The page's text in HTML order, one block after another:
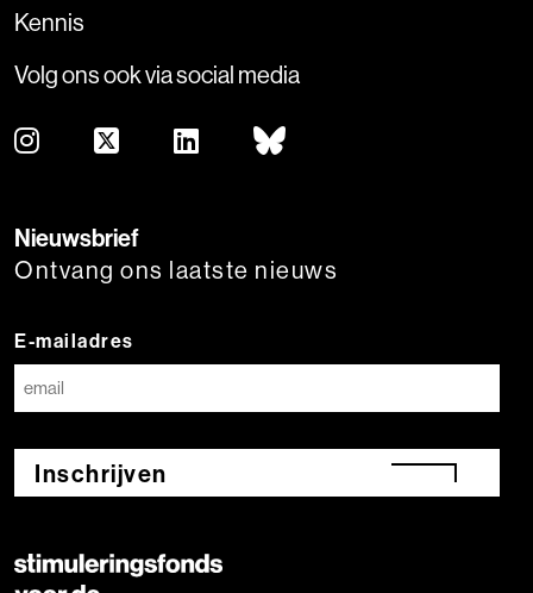
Kennis
Volg ons ook via social media
Nieuwsbrief
Ontvang ons laatste nieuws
E-mailadres
Inschrijven